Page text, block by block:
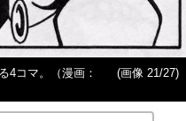
4コマ。（漫画：
(画像 21/27)